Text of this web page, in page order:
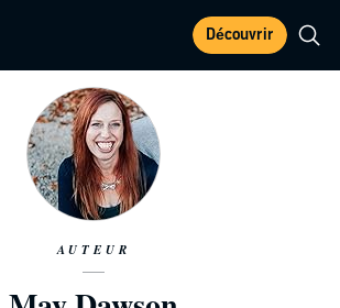
Découvrir
AUTEUR